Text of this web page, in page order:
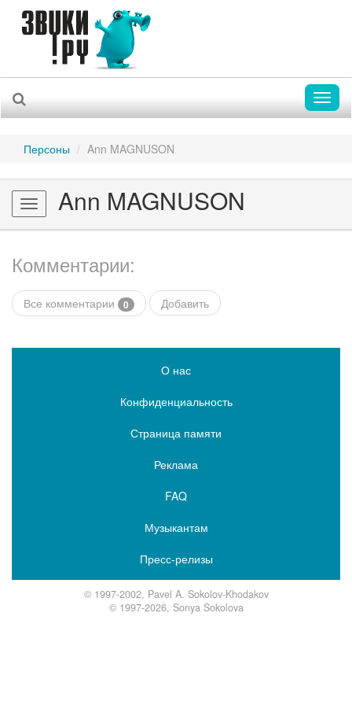
Персоны Ann MAGNUSON
Toggle
navigation
Ann MAGNUSON
Комментарии:
Все комментарии 0 Добавить
О нас
Конфиденциальность
Страница памяти
Реклама
FAQ
Музыкантам
Пресс-релизы
© 1997-2002, Pavel A. Sokolov-Khodakov
© 1997-2026, Sonya Sokolova